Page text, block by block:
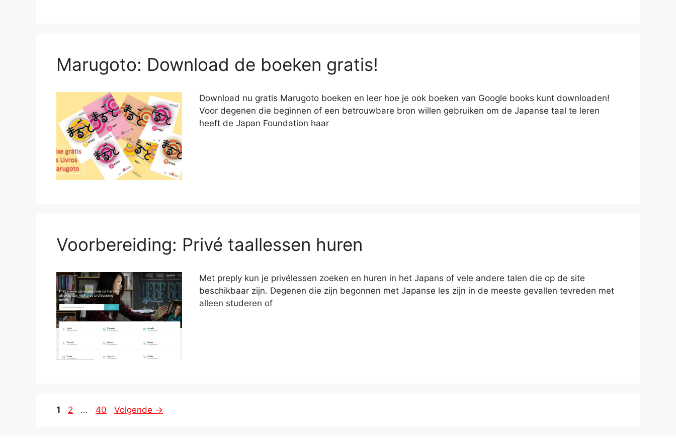
Marugoto: Download de boeken gratis!
Download nu gratis Marugoto boeken en leer hoe je ook boeken van Google books kunt downloaden!
Voor degenen die beginnen of een betrouwbare bron willen gebruiken om de Japanse taal te leren
heeft de Japan Foundation haar
Voorbereiding: Privé taallessen huren
Met preply kun je privélessen zoeken en huren in het Japans of vele andere talen die op de site
beschikbaar zijn. Degenen die zijn begonnen met Japanse les zijn in de meeste gevallen tevreden met
alleen studeren of
Pagina
1 Pagina
2 ... Pagina
40 Volgende →